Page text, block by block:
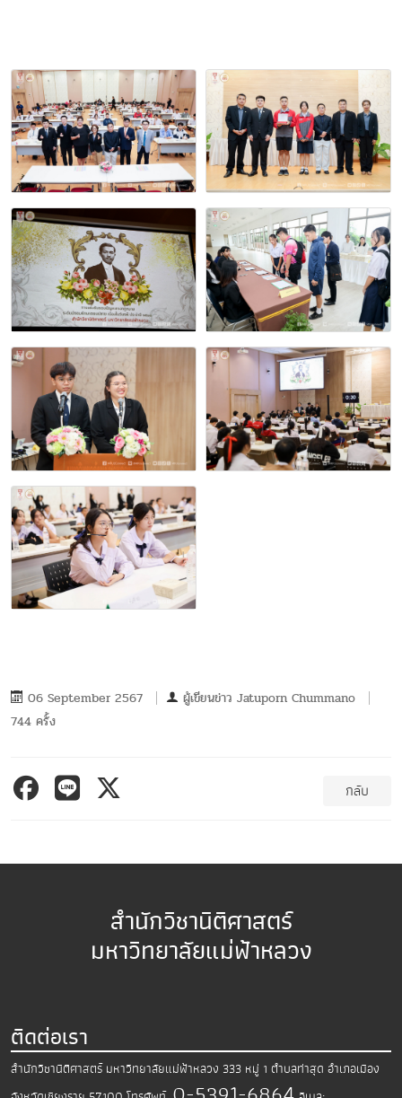
06 September 2567 ผู้เขียนข่าว Jatuporn Chummano
744 ครั้ง
กลับ
สำนักวิชานิติศาสตร์
มหาวิทยาลัยแม่ฟ้าหลวง
ติดต่อเรา
สำนักวิชานิติศาสตร์ มหาวิทยาลัยแม่ฟ้าหลวง 333 หมู่ 1 ตำบลท่าสุด อำเภอเมือง